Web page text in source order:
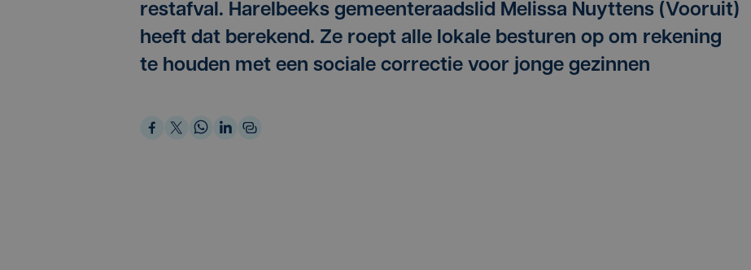
restafval. Harelbeeks gemeenteraadslid Melissa Nuyttens (Vooruit)
heeft dat berekend. Ze roept alle lokale besturen op om rekening
te houden met een sociale correctie voor jonge gezinnen